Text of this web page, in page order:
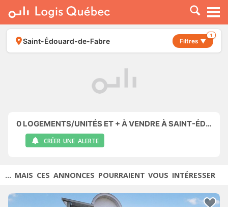
À LOUER
À VENDRE
PLACER UNE ANNONCE
Saint-Édouard-de-Fabre Filtres ▼
1
0 LOGEMENTS/UNITÉS ET + À VENDRE À SAINT-ÉDOUARD-DE-FABRE
CRÉER UNE ALERTE
... MAIS CES ANNONCES POURRAIENT VOUS INTÉRESSER